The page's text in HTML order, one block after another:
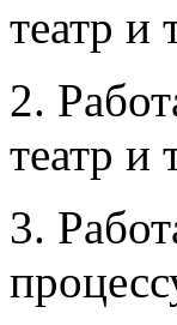
театр и
2.
театр и
3.